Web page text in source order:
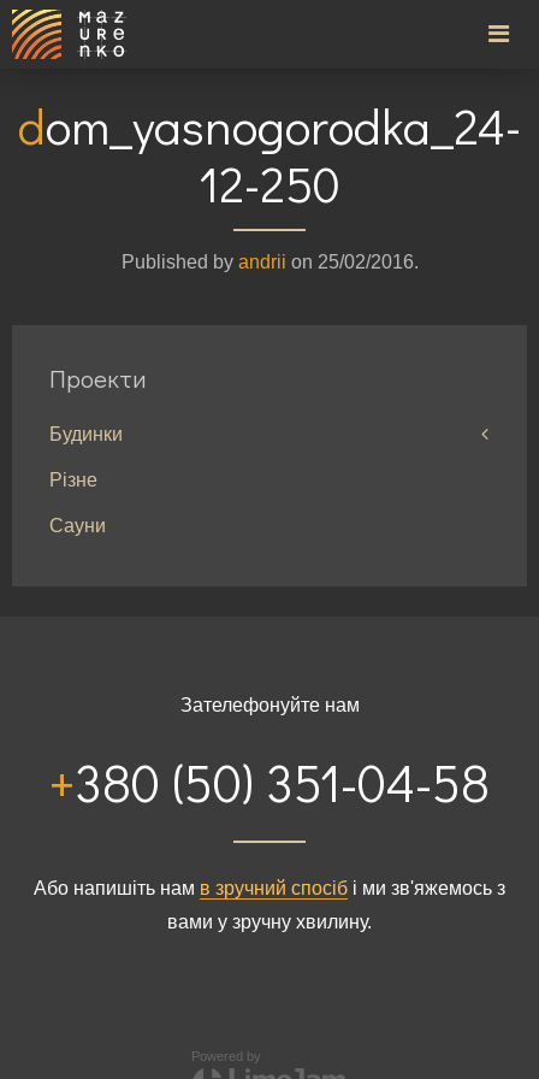
dom_yasnogorodka_24-
12-250
Published by andrii on 25/02/2016.
Проекти
Будинки
Будинки до 100м²
Будинки від 100 до 200м²
Різне
Сауни
Зателефонуйте нам
+380 (50) 351-04-58
Або напишіть нам в зручний спосіб і ми зв'яжемось з
вами у зручну хвилину.
Powered by